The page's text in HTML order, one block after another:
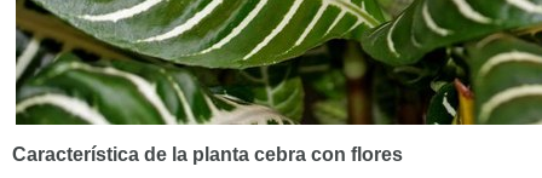
Característica de la planta cebra con flores